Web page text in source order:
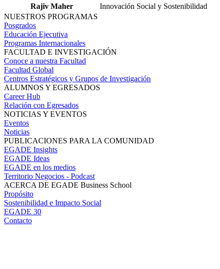
Rajiv Maher
Innovación Social y Sostenibilidad
NUESTROS PROGRAMAS
Posgrados
Educación Ejecutiva
Programas Internacionales
FACULTAD E INVESTIGACIÓN
Conoce a nuestra Facultad
Facultad Global
Centros Estratégicos y Grupos de Investigación
ALUMNOS Y EGRESADOS
Career Hub
Relación con Egresados
NOTICIAS Y EVENTOS
Eventos
Noticias
PUBLICACIONES PARA LA COMUNIDAD
EGADE Insights
EGADE Ideas
EGADE en los medios
Territorio Negocios - Podcast
ACERCA DE EGADE Business School
Propósito
Sostenibilidad e Impacto Social
EGADE 30
Contacto